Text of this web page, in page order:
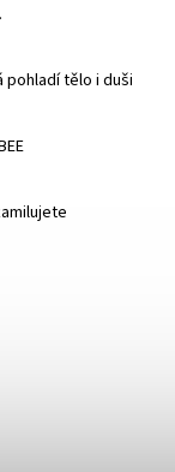
pohladí tělo i duši